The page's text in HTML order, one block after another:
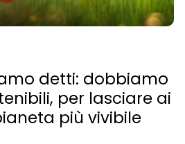
detti: dobbiamo
per lasciare ai
più vivibile